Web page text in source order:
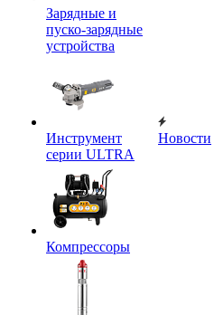
Зарядные и
пуско-зарядные
устройства
Инструмент
серии ULTRA
Компрессоры
Новости